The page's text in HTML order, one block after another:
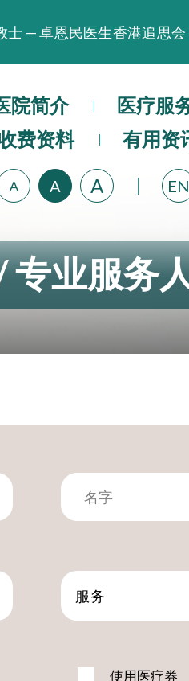
11时
灾人士提供全额资助情绪支
户正面评价
出查阅病歷记录及求诊资料
院简介 医疗服
费资料
有用资
A A A EN
专业服务
服务
使用医疗券